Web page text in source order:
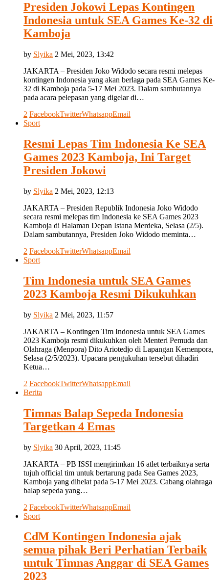
Presiden Jokowi Lepas Kontingen
Indonesia untuk SEA Games Ke-32 di
Kamboja
by Slyika 2 Mei, 2023, 13:42
JAKARTA – Presiden Joko Widodo secara resmi melepas
kontingen Indonesia yang akan berlaga pada SEA Games Ke-
32 di Kamboja pada 5-17 Mei 2023. Dalam sambutannya
pada acara pelepasan yang digelar di…
2 FacebookTwitterWhatsappEmail
Sport
Resmi Lepas Tim Indonesia Ke SEA
Games 2023 Kamboja, Ini Target
Presiden Jokowi
by Slyika 2 Mei, 2023, 12:13
JAKARTA – Presiden Republik Indonesia Joko Widodo
secara resmi melepas tim Indonesia ke SEA Games 2023
Kamboja di Halaman Depan Istana Merdeka, Selasa (2/5).
Dalam sambutannya, Presiden Joko Widodo meminta…
2 FacebookTwitterWhatsappEmail
Sport
Tim Indonesia untuk SEA Games
2023 Kamboja Resmi Dikukuhkan
by Slyika 2 Mei, 2023, 11:57
JAKARTA – Kontingen Tim Indonesia untuk SEA Games
2023 Kamboja resmi dikukuhkan oleh Menteri Pemuda dan
Olahraga (Menpora) Dito Ariotedjo di Lapangan Kemenpora,
Selasa (2/5/2023). Upacara pengukuhan tersebut dihadiri
Ketua…
2 FacebookTwitterWhatsappEmail
Berita
Timnas Balap Sepeda Indonesia
Targetkan 4 Emas
by Slyika 30 April, 2023, 11:45
JAKARTA – PB ISSI mengirimkan 16 atlet terbaiknya serta
tujuh official tim untuk bertarung pada Sea Games 2023,
Kamboja yang dihelat pada 5-17 Mei 2023. Cabang olahraga
balap sepeda yang…
2 FacebookTwitterWhatsappEmail
Sport
CdM Kontingen Indonesia ajak
semua pihak Beri Perhatian Terbaik
untuk Timnas Anggar di SEA Games
2023